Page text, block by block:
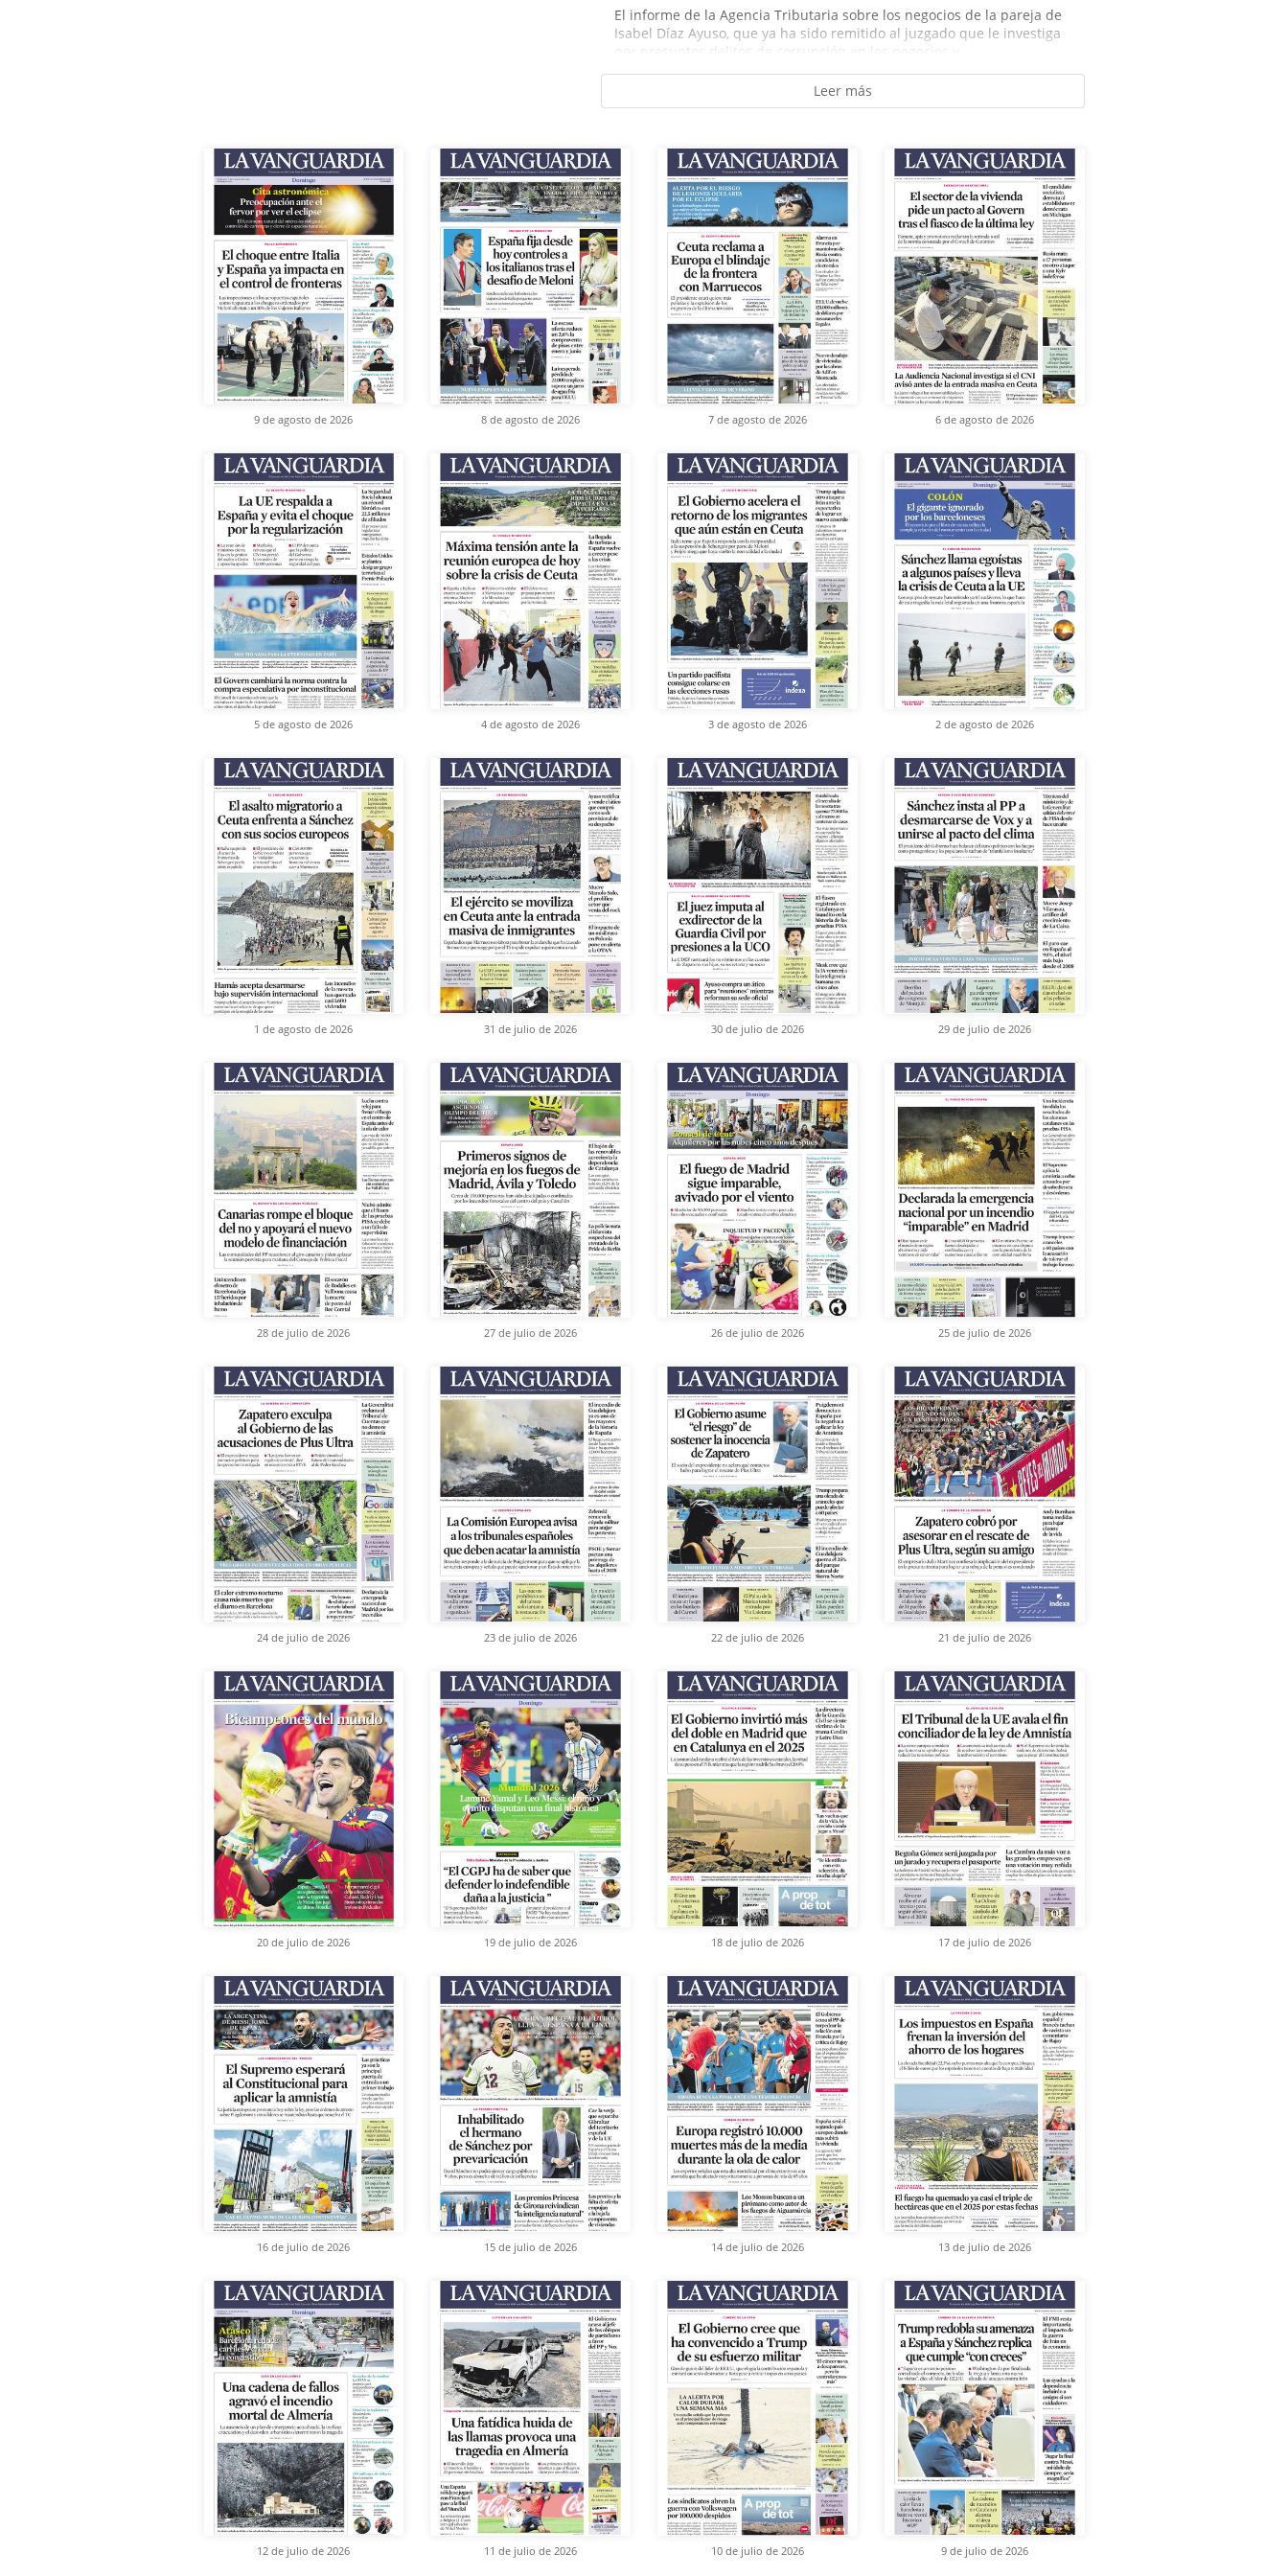
El informe de la Agencia Tributaria sobre los negocios de la pareja de
Isabel Díaz Ayuso, que ya ha sido remitido al juzgado que le investiga
por presuntos delitos de corrupción en los negocios y...
Leer más
9 de agosto de 2026 8 de agosto de 2026 7 de agosto de 2026 6 de agosto de 2026
5 de agosto de 2026 4 de agosto de 2026 3 de agosto de 2026 2 de agosto de 2026
1 de agosto de 2026 31 de julio de 2026 30 de julio de 2026 29 de julio de 2026
28 de julio de 2026 27 de julio de 2026 26 de julio de 2026 25 de julio de 2026
24 de julio de 2026 23 de julio de 2026 22 de julio de 2026 21 de julio de 2026
20 de julio de 2026 19 de julio de 2026 18 de julio de 2026 17 de julio de 2026
16 de julio de 2026 15 de julio de 2026 14 de julio de 2026 13 de julio de 2026
12 de julio de 2026 11 de julio de 2026 10 de julio de 2026 9 de julio de 2026